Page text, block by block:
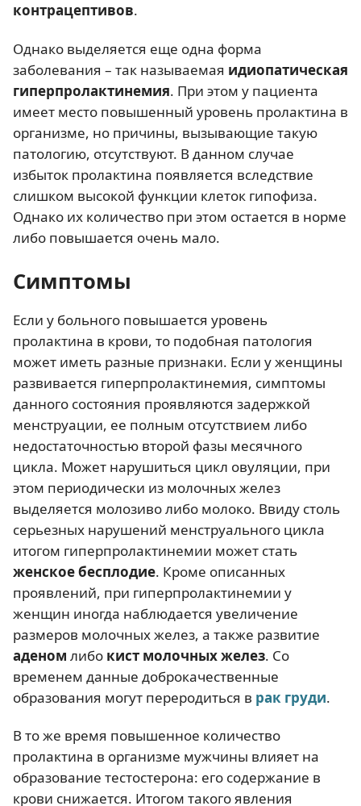
контрацептивов.
Однако выделяется еще одна форма
заболевания – так называемая идиопатическая
гиперпролактинемия. При этом у пациента
имеет место повышенный уровень пролактина в
организме, но причины, вызывающие такую
патологию, отсутствуют. В данном случае
избыток пролактина появляется вследствие
слишком высокой функции клеток гипофиза.
Однако их количество при этом остается в норме
либо повышается очень мало.
Симптомы
Если у больного повышается уровень
пролактина в крови, то подобная патология
может иметь разные признаки. Если у женщины
развивается гиперпролактинемия, симптомы
данного состояния проявляются задержкой
менструации, ее полным отсутствием либо
недостаточностью второй фазы месячного
цикла. Может нарушиться цикл овуляции, при
этом периодически из молочных желез
выделяется молозиво либо молоко. Ввиду столь
серьезных нарушений менструального цикла
итогом гиперпролактинемии может стать
женское бесплодие. Кроме описанных
проявлений, при гиперпролактинемии у
женщин иногда наблюдается увеличение
размеров молочных желез, а также развитие
аденом либо кист молочных желез. Со
временем данные доброкачественные
образования могут переродиться в рак груди.
В то же время повышенное количество
пролактина в организме мужчины влияет на
образование тестостерона: его содержание в
крови снижается. Итогом такого явления